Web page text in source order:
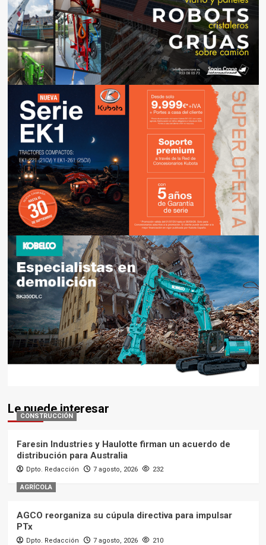
Le puede interesar
CONSTRUCCIÓN
Faresin Industries y Haulotte firman un acuerdo de
distribución para Australia
Dpto. Redacción 7 agosto, 2026 232
AGRÍCOLA
AGCO reorganiza su cúpula directiva para impulsar
PTx
Dpto. Redacción 7 agosto, 2026 210